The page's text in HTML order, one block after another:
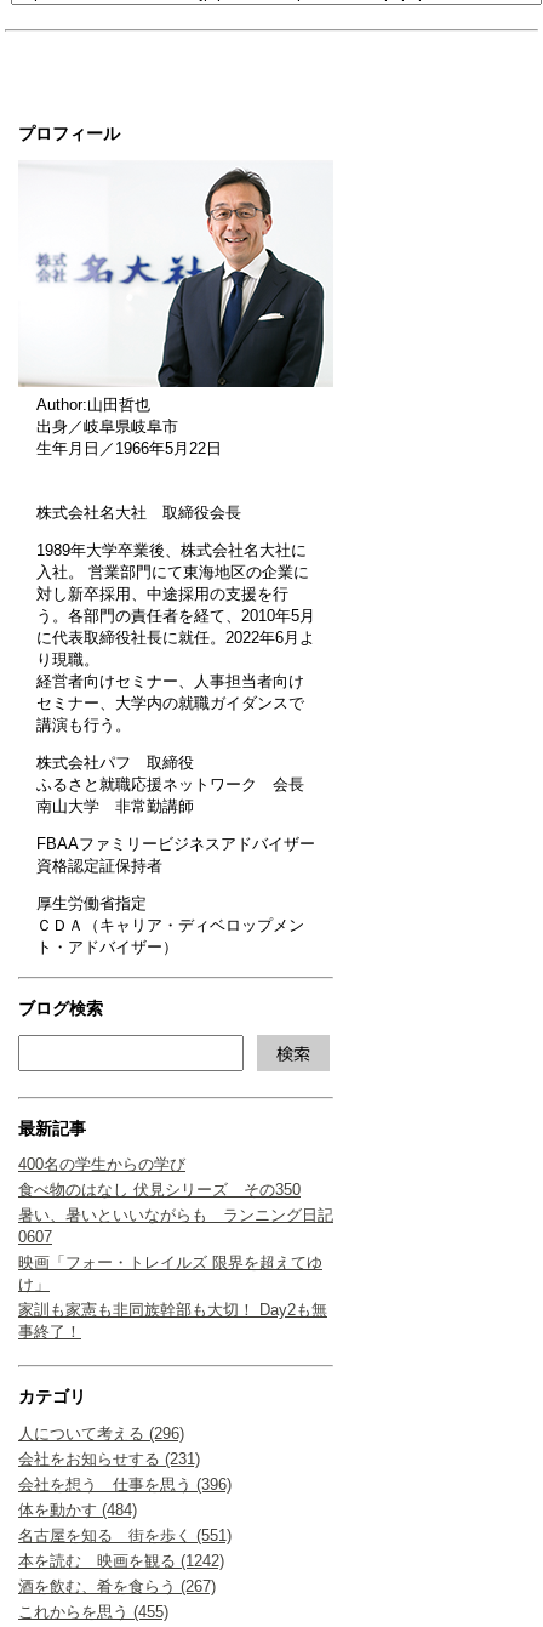
プロフィール
Author:山田哲也
出身／岐阜県岐阜市
生年月日／1966年5月22日
株式会社名大社 取締役会長
1989年大学卒業後、株式会社名大社に
入社。 営業部門にて東海地区の企業に
対し新卒採用、中途採用の支援を行
う。各部門の責任者を経て、2010年5月
に代表取締役社長に就任。2022年6月よ
り現職。
経営者向けセミナー、人事担当者向け
セミナー、大学内の就職ガイダンスで
講演も行う。
株式会社パフ 取締役
ふるさと就職応援ネットワーク 会長
南山大学 非常勤講師
FBAAファミリービジネスアドバイザー
資格認定証保持者
厚生労働省指定
ＣＤＡ（キャリア・ディベロップメン
ト・アドバイザー）
ブログ検索
最新記事
400名の学生からの学び
食べ物のはなし 伏見シリーズ その350
暑い、暑いといいながらも ランニング日記
0607
映画「フォー・トレイルズ 限界を超えてゆ
け」
家訓も家憲も非同族幹部も大切！ Day2も無
事終了！
カテゴリ
人について考える (296)
会社をお知らせする (231)
会社を想う 仕事を思う (396)
体を動かす (484)
名古屋を知る 街を歩く (551)
本を読む 映画を観る (1242)
酒を飲む、肴を食らう (267)
これからを思う (455)